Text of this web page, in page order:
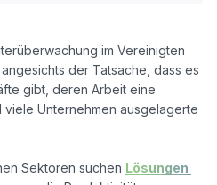
im Vereinigten
der Tatsache, dass es
gibt, deren Arbeit eine
Unternehmen ausgelagerte
Sektoren suchen Lösungen